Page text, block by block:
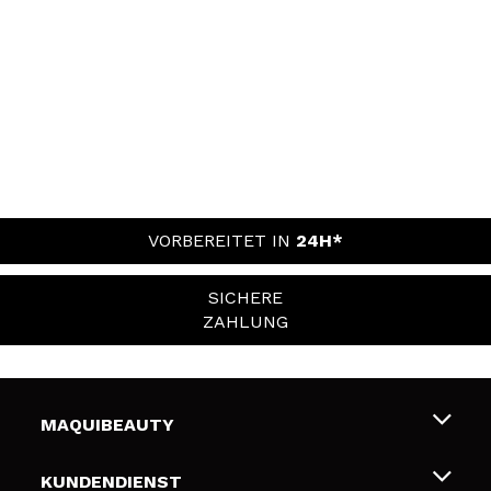
VORBEREITET IN 24H*
SICHERE
ZAHLUNG
MAQUIBEAUTY
Über uns
KUNDENDIENST